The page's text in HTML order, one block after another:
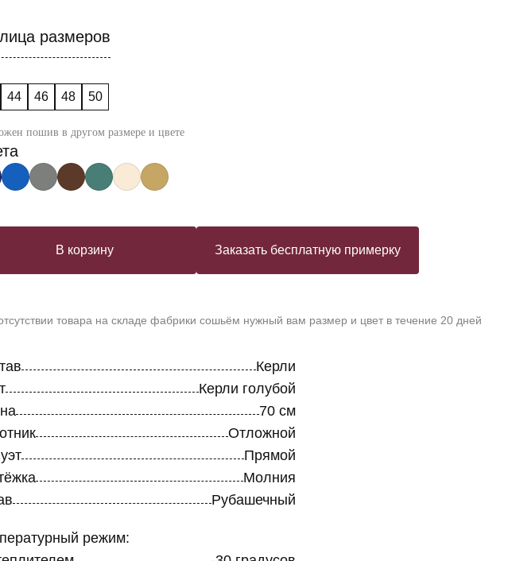
размеров
44 46 48 50
пошив в другом размере и цвете
В корзину Заказать бесплатную примерку
товара на складе фабрики сошьём нужный вам размер и цвет в течение 20 дней
Керли
Керли голубой
70 см
Отложной
Прямой
Молния
Рубашечный
режим: